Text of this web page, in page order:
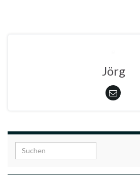
Jörg
Search for: